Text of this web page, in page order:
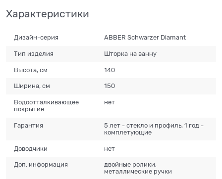
Характеристики
Дизайн-серия ABBER Schwarzer Diamant
Тип изделия Шторка на ванну
Высота, см 140
Ширина, см 150
Водоотталкивающее
покрытие
нет
Гарантия
5 лет - стекло и профиль, 1 год -
комплетующие
Доводчики нет
Доп. информация
двойные ролики,
металлические ручки